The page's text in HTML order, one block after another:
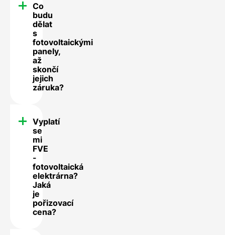
Co
budu
dělat
s
fotovoltaickými
panely,
až
skončí
jejich
záruka?
Vyplatí
se
mi
FVE
-
fotovoltaická
elektrárna?
Jaká
je
pořizovací
cena?